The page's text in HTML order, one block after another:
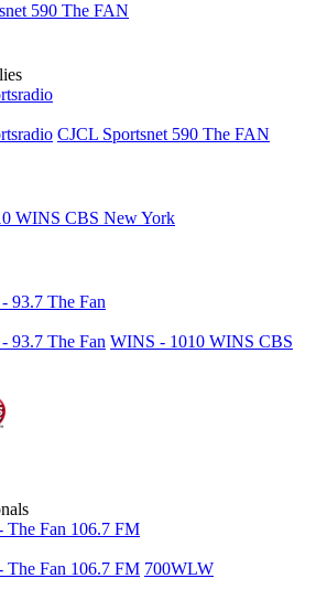
590 The FAN
CJCL Sportsnet 590 The FAN
WINS CBS New York
93.7 The Fan
93.7 The Fan WINS - 1010 WINS CBS
Fan 106.7 FM
Fan 106.7 FM 700WLW